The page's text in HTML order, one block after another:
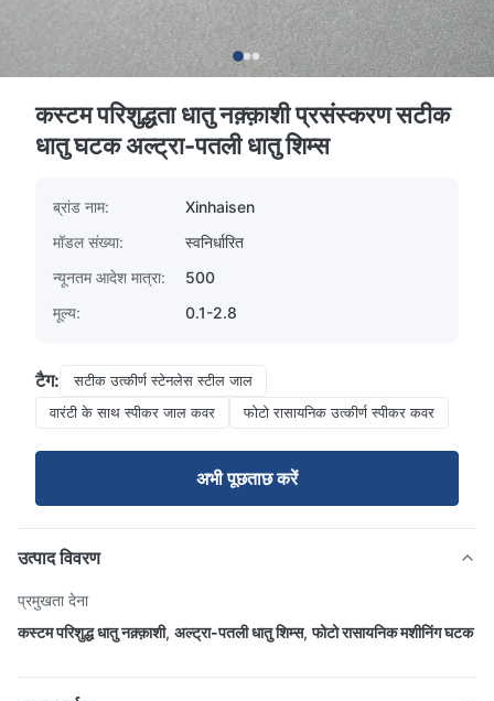
कस्टम परिशुद्धता धातु नक़्क़ाशी प्रसंस्करण सटीक
धातु घटक अल्ट्रा-पतली धातु शिम्स
ब्रांड नाम:
Xinhaisen
मॉडल संख्या:
स्वनिर्धारित
न्यूनतम आदेश मात्रा:
500
मूल्य:
0.1-2.8
टैग:
सटीक उत्कीर्ण स्टेनलेस स्टील जाल
वारंटी के साथ स्पीकर जाल कवर
फोटो रासायनिक उत्कीर्ण स्पीकर कवर
अभी पूछताछ करें
उत्पाद विवरण
प्रमुखता देना
कस्टम परिशुद्ध धातु नक़्क़ाशी, अल्ट्रा-पतली धातु शिम्स,फोटो रासायनिक मशीनिंग घटक